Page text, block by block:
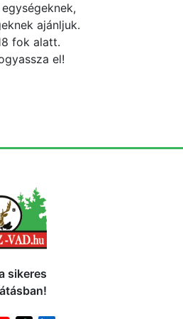
ajánljuk.
fok alatt.
el!
sikeres